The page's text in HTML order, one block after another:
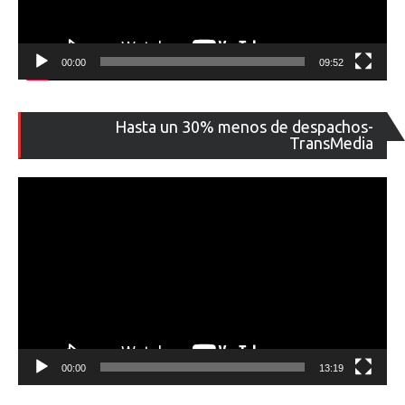
00:00 09:52
Hasta un 30% menos de despachos-
TransMedia
de
00:00 13:19